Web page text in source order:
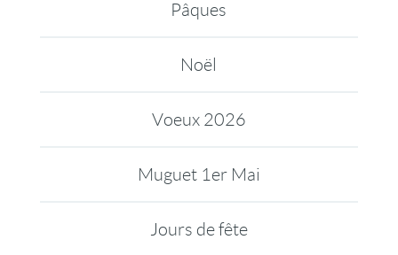
Pâques
Noël
Voeux 2026
Muguet 1er Mai
Jours de fête